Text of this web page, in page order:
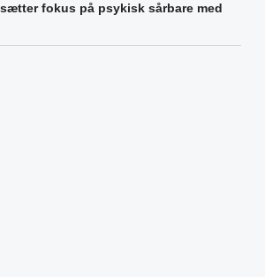
fokus på psykisk sårbare med